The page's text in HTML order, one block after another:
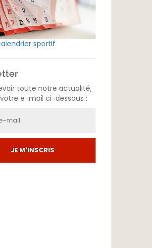
sportif
toute notre actualité,
e-mail ci-dessous :
JE M'INSCRIS